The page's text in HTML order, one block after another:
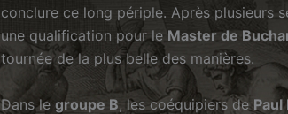
conclure ce long périple. Après plusieurs
une qualification pour le Master de
tournée de la plus belle des manières.
Dans le groupe B, les coéquipiers de Paul